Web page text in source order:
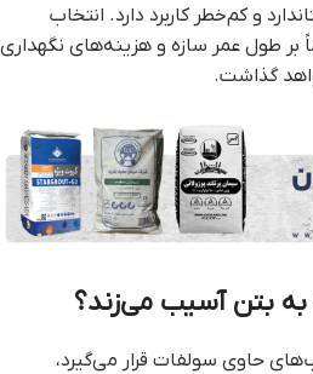
و کم‌خطر کاربرد دارد. انتخاب
طول عمر سازه و هزینه‌های نگهداری
گذاشت.
بتن آسیب می‌زند؟
حاوی سولفات قرار می‌گیرد،